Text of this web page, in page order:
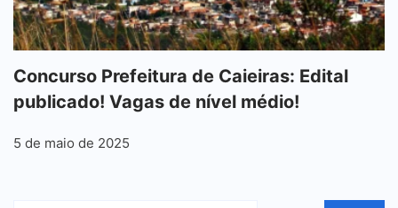
Concurso Prefeitura de Caieiras: Edital
publicado! Vagas de nível médio!
5 de maio de 2025